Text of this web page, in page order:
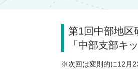
第1回中部地区
「中部支部キ
※次回は変則的に12月